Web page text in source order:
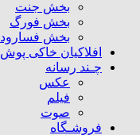
بخش جنت
بخش فورگ
بخش فسارود
افلاکیان خاکی پوش
چـند رسانه
عکس
فیلم
صوت
فروشـگاه